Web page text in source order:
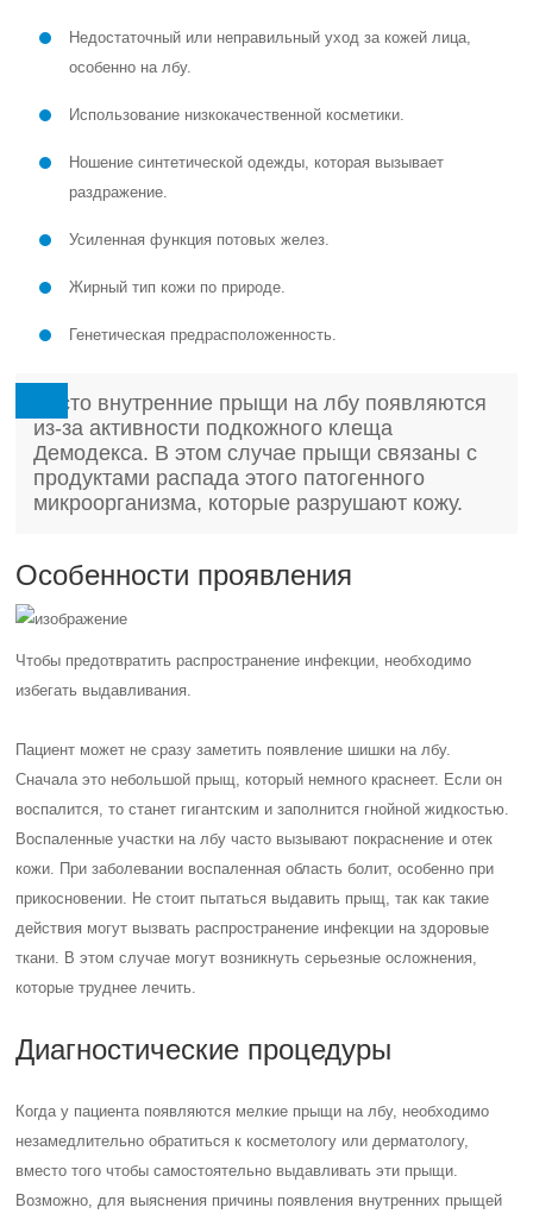
Недостаточный или неправильный уход за кожей лица,
особенно на лбу.
Использование низкокачественной косметики.
Ношение синтетической одежды, которая вызывает
раздражение.
Усиленная функция потовых желез.
Жирный тип кожи по природе.
Генетическая предрасположенность.
Часто внутренние прыщи на лбу появляются
из-за активности подкожного клеща
Демодекса. В этом случае прыщи связаны с
продуктами распада этого патогенного
микроорганизма, которые разрушают кожу.
Особенности проявления
Чтобы предотвратить распространение инфекции, необходимо
избегать выдавливания.
Пациент может не сразу заметить появление шишки на лбу.
Сначала это небольшой прыщ, который немного краснеет. Если он
воспалится, то станет гигантским и заполнится гнойной жидкостью.
Воспаленные участки на лбу часто вызывают покраснение и отек
кожи. При заболевании воспаленная область болит, особенно при
прикосновении. Не стоит пытаться выдавить прыщ, так как такие
действия могут вызвать распространение инфекции на здоровые
ткани. В этом случае могут возникнуть серьезные осложнения,
которые труднее лечить.
Диагностические процедуры
Когда у пациента появляются мелкие прыщи на лбу, необходимо
незамедлительно обратиться к косметологу или дерматологу,
вместо того чтобы самостоятельно выдавливать эти прыщи.
Возможно, для выяснения причины появления внутренних прыщей